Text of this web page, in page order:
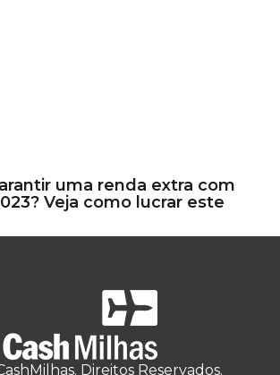
uma renda extra com
Veja como lucrar este
Direitos Reservados.